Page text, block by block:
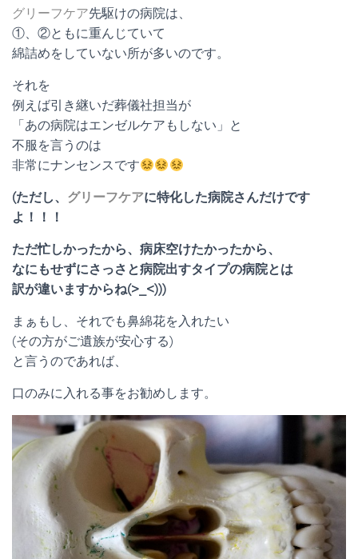
グリーフケア先駆けの病院は、
①、②ともに重んじていて
綿詰めをしていない所が多いのです。
それを
例えば引き継いだ葬儀社担当が
「あの病院はエンゼルケアもしない」と
不服を言うのは
非常にナンセンスです
(ただし、 グリーフケアに特化した病院さんだけです
よ！！！
ただ忙しかったから、病床空けたかったから、
なにもせずにさっさと病院出すタイプの病院とは
訳が違いますからね(>_<)))
まぁもし、それでも鼻綿花を入れたい
(その方がご遺族が安心する)
と言うのであれば、
口のみに入れる事をお勧めします。